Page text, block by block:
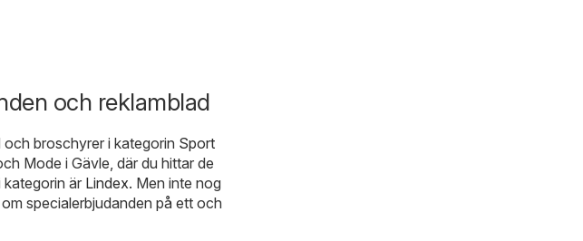
och reklamblad
broschyrer i kategorin Sport
Mode i Gävle, där du hittar de
kategorin är Lindex. Men inte nog
specialerbjudanden på ett och